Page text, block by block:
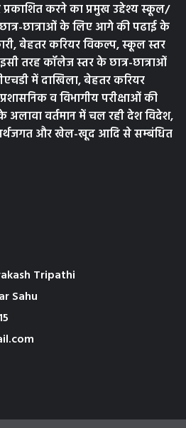
प्रकाशित करने का प्रमुख उद्देश्य स्कूल/
छात्राओं के लिए आगे की पढाई के
बेहतर करियर विकल्प, स्कूल स्तर
तरह कॉलेज स्तर के छात्र-छात्राओं
में दाखिला, बेहतर करियर
व विभागीय परीक्षाओं की
अलावा वर्तमान में चल रही देश विदेश,
अर्थजगत और खेल-खूद आदि से सम्बंधित
Tripathi
Sahu